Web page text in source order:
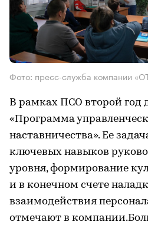
Фото: пресс-служба компании
В рамках ПСО второй год
«Программа
наставничества». Ее
ключевых навыков
уровня, формирование
и в конечном счете
взаимодействия
отмечают в